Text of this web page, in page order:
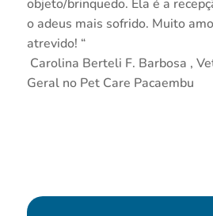
objeto/brinquedo. Ela é a
o adeus mais sofrido. Muito
atrevido! “
Carolina Berteli F. Barbosa ,
Geral no Pet Care Pacaembu